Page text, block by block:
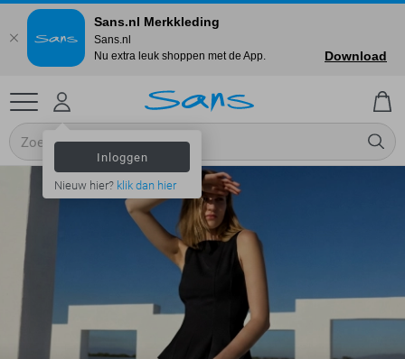
Inloggen
Nieuw hier? klik dan hier
Sans.nl Merkkleding
Sans.nl
Nu extra leuk shoppen met de App.
Download